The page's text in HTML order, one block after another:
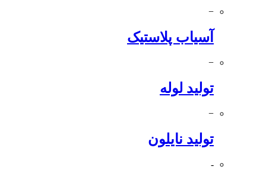
−
آسیاب پلاستیک
−
تولید لوله
−
تولید نایلون
-